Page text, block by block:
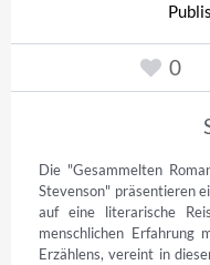
0
Die "Gesammelten
Stevenson" präsentieren
auf eine literarische
menschlichen Erfahrung
Erzählens, vereint in